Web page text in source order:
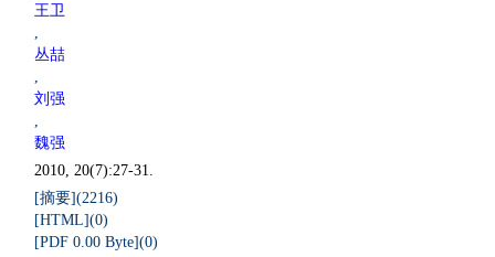
王卫
,
丛喆
,
刘强
,
魏强
2010, 20(7):27-31.
[摘要](2216)
[HTML](0)
[PDF 0.00 Byte](0)